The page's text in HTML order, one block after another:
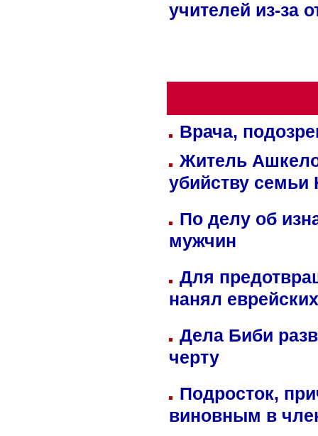
учителей из-за
Врача,
Житель
убийству семьи
По делу об
мужчин
Для
нанял
Дела Биби
черту
Подросток,
виновным в